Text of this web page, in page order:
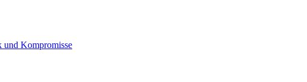
und Kompromisse